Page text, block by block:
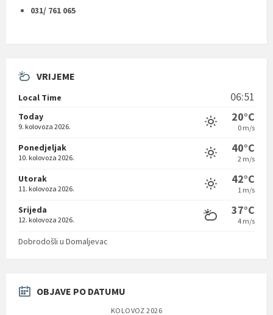
031/ 761 065
VRIJEME
Local Time 06:51
Today
9. kolovoza 2026.
20°C
0 m/s
Ponedjeljak
10. kolovoza 2026.
40°C
2 m/s
Utorak
11. kolovoza 2026.
42°C
1 m/s
Srijeda
12. kolovoza 2026.
37°C
4 m/s
Dobrodošli u Domaljevac
OBJAVE PO DATUMU
KOLOVOZ 2026